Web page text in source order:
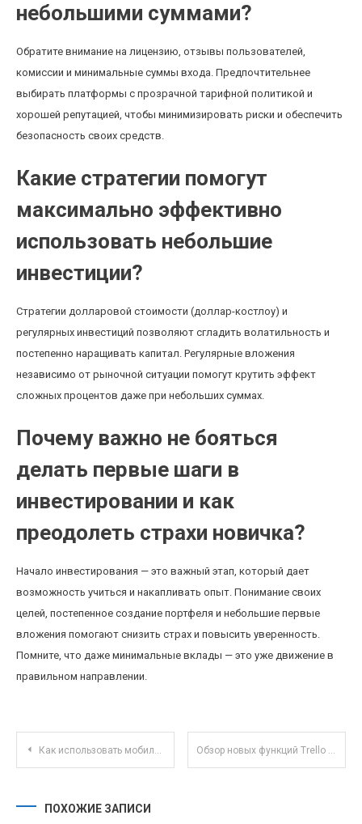
небольшими суммами?
Обратите внимание на лицензию, отзывы пользователей,
комиссии и минимальные суммы входа. Предпочтительнее
выбирать платформы с прозрачной тарифной политикой и
хорошей репутацией, чтобы минимизировать риски и обеспечить
безопасность своих средств.
Какие стратегии помогут
максимально эффективно
использовать небольшие
инвестиции?
Стратегии долларовой стоимости (доллар-костлоу) и
регулярных инвестиций позволяют сгладить волатильность и
постепенно наращивать капитал. Регулярные вложения
независимо от рыночной ситуации помогут крутить эффект
сложных процентов даже при небольших суммах.
Почему важно не бояться
делать первые шаги в
инвестировании и как
преодолеть страхи новичка?
Начало инвестирования — это важный этап, который дает
возможность учиться и накапливать опыт. Понимание своих
целей, постепенное создание портфеля и небольшие первые
вложения помогают снизить страх и повысить уверенность.
Помните, что даже минимальные вклады — это уже движение в
правильном направлении.
Навигация по записям
Как использовать мобильные приложения для автоматической экономии и инвестиций Обзор новых функций Trello для эффективного управления удалёнными командами в 2025 году
ПОХОЖИЕ ЗАПИСИ